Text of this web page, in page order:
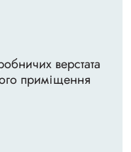
верстата
приміщення